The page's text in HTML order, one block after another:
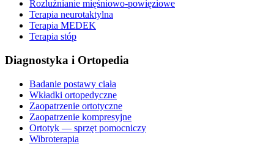
Rozluźnianie mięśniowo-powięziowe
Terapia neurotaktylna
Terapia MEDEK
Terapia stóp
Diagnostyka i Ortopedia
Badanie postawy ciała
Wkładki ortopedyczne
Zaopatrzenie ortotyczne
Zaopatrzenie kompresyjne
Ortotyk — sprzęt pomocniczy
Wibroterapia